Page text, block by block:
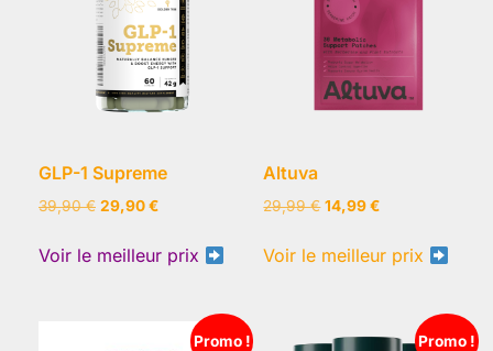
GLP-1 Supreme
39,90€ Le
initial
29,90€Le
actuel
est :
Voir le meilleur prix
Altuva
29,99€ Le
initial
14,99€Le
actuel
est :
Voir le meilleur prix
Promo ! Promo !